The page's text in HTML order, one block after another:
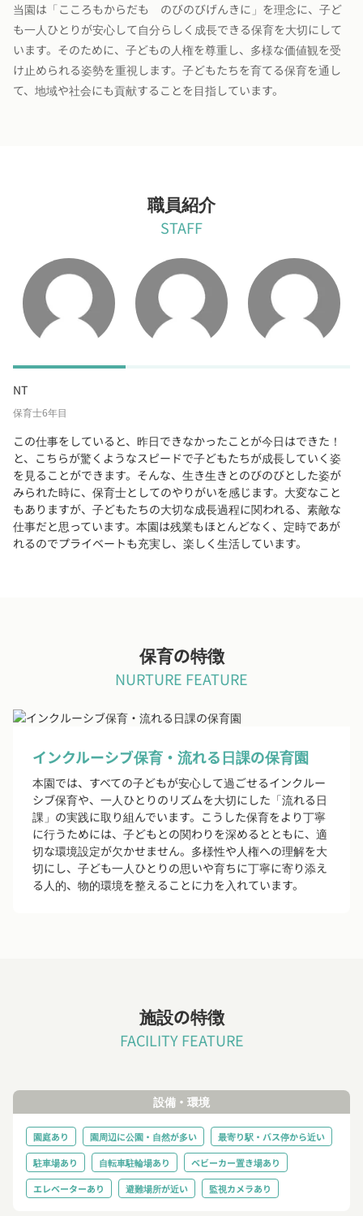
当園は「こころもからだも のびのびげんきに」を理念に、子ど
も一人ひとりが安心して自分らしく成長できる保育を大切にして
います。そのために、子どもの人権を尊重し、多様な価値観を受
け止められる姿勢を重視します。子どもたちを育てる保育を通し
て、地域や社会にも貢献することを目指しています。
職員紹介
STAFF
NT
保育士6年目
この仕事をしていると、昨日できなかったことが今日はできた！
と、こちらが驚くようなスピードで子どもたちが成長していく姿
を見ることができます。そんな、生き生きとのびのびとした姿が
みられた時に、保育士としてのやりがいを感じます。大変なこと
もありますが、子どもたちの大切な成長過程に関われる、素敵な
仕事だと思っています。本園は残業もほとんどなく、定時であが
れるのでプライベートも充実し、楽しく生活しています。
保育の特徴
NURTURE FEATURE
インクルーシブ保育・流れる日課の保育園
本園では、すべての子どもが安心して過ごせるインクルー
シブ保育や、一人ひとりのリズムを大切にした「流れる日
課」の実践に取り組んでいます。こうした保育をより丁寧
に行うためには、子どもとの関わりを深めるとともに、適
切な環境設定が欠かせません。多様性や人権への理解を大
切にし、子ども一人ひとりの思いや育ちに丁寧に寄り添え
る人的、物的環境を整えることに力を入れています。
施設の特徴
FACILITY FEATURE
設備・環境
園庭あり 園周辺に公園・自然が多い
最寄り駅・バス停から近い
駐車場あり
自転車駐輪場あり
ベビーカー置き場あり
エレベーターあり
避難場所が近い 監視カメラあり